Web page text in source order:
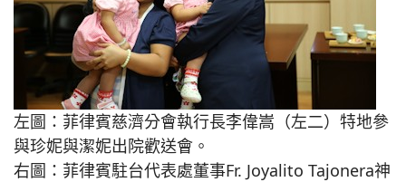
左圖：菲律賓慈濟分會執行長李偉嵩（左二）特地參
與珍妮與潔妮出院歡送會。
右圖：菲律賓駐台代表處董事Fr. Joyalito Tajonera神